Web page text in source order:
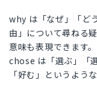
why は「なぜ」「ど
由」について尋ねる
意味も表現できます。
chose は「選ぶ」「
「好む」というよう